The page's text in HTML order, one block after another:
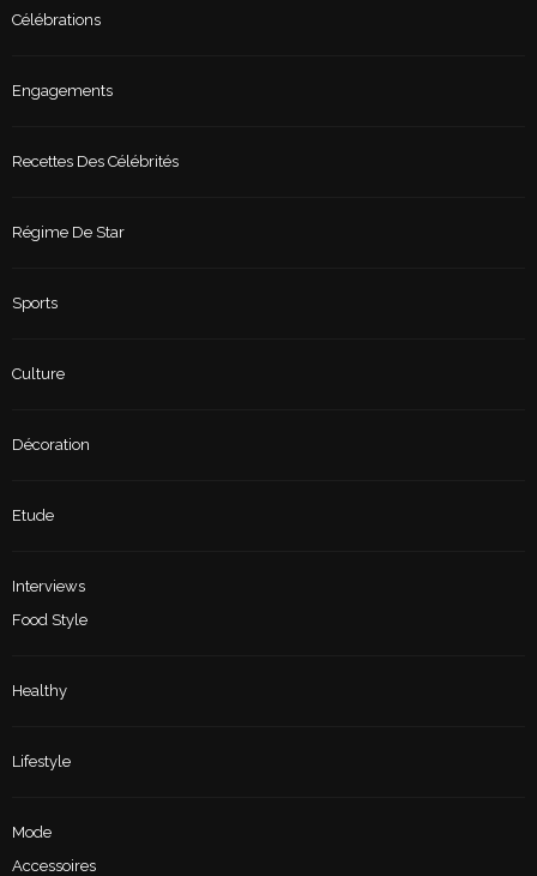
Célébrations
Engagements
Recettes Des Célébrités
Régime De Star
Sports
Culture
Décoration
Etude
Interviews
Food Style
Healthy
Lifestyle
Mode
Accessoires